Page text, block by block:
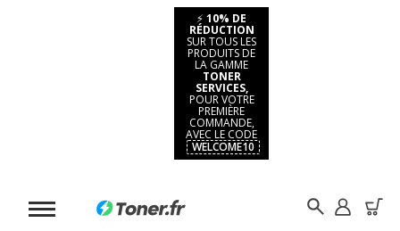
⚡ 10% DE
RÉDUCTION
SUR TOUS LES
PRODUITS DE
LA GAMME
TONER
SERVICES,
POUR VOTRE
PREMIÈRE
COMMANDE,
AVEC LE CODE
WELCOME10